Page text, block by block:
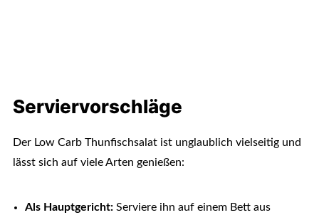
Serviervorschläge
Der Low Carb Thunfischsalat ist unglaublich vielseitig und
lässt sich auf viele Arten genießen:
Als Hauptgericht:Serviere ihn auf einem Bett aus